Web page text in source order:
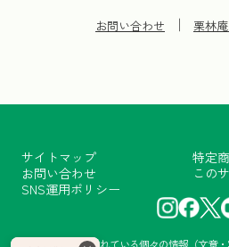
お問い合わせ 栗林
サイトマップ
特定
お問い合わせ
この
SNS運用ポリシー